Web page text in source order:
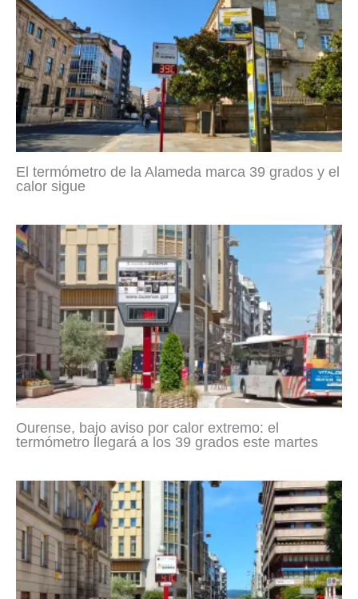
El termómetro de la Alameda marca 39 grados y el
calor sigue
Ourense, bajo aviso por calor extremo: el
termómetro llegará a los 39 grados este martes